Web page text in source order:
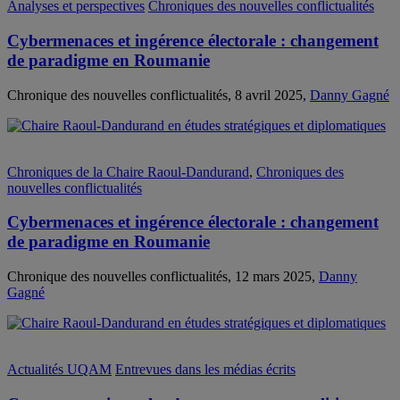
Analyses et perspectives Chroniques des nouvelles conflictualités
Cybermenaces et ingérence électorale : changement
de paradigme en Roumanie
Chronique des nouvelles conflictualités, 8 avril 2025, Danny Gagné
Chroniques de la Chaire Raoul-Dandurand, Chroniques des
nouvelles conflictualités
Cybermenaces et ingérence électorale : changement
de paradigme en Roumanie
Chronique des nouvelles conflictualités, 12 mars 2025, Danny
Gagné
Actualités UQAM Entrevues dans les médias écrits